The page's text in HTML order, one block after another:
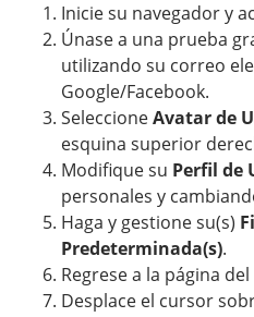
Inicie su navegador y
Únase a una prueba
utilizando su correo
Google/Facebook.
SeleccioneAvatar de
esquina superior
Modifique su Perfil de
personales y
Haga y gestione su(s)
Predeterminada(s).
Regrese a la página
Desplace el cursor